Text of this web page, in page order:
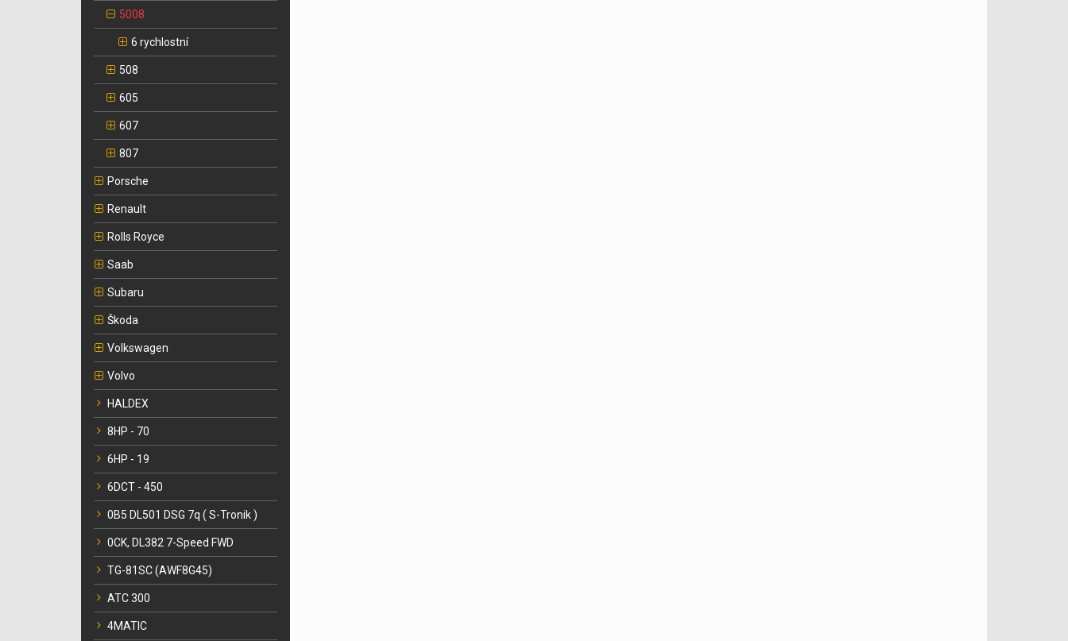
5008
6 rychlostní
508
605
607
807
Porsche
Renault
Rolls Royce
Saab
Subaru
Škoda
Volkswagen
Volvo
HALDEX
8HP - 70
6HP - 19
6DCT - 450
0B5 DL501 DSG 7q ( S-Tronik )
0CK, DL382 7-Speed FWD
TG-81SC (AWF8G45)
ATC 300
4MATIC